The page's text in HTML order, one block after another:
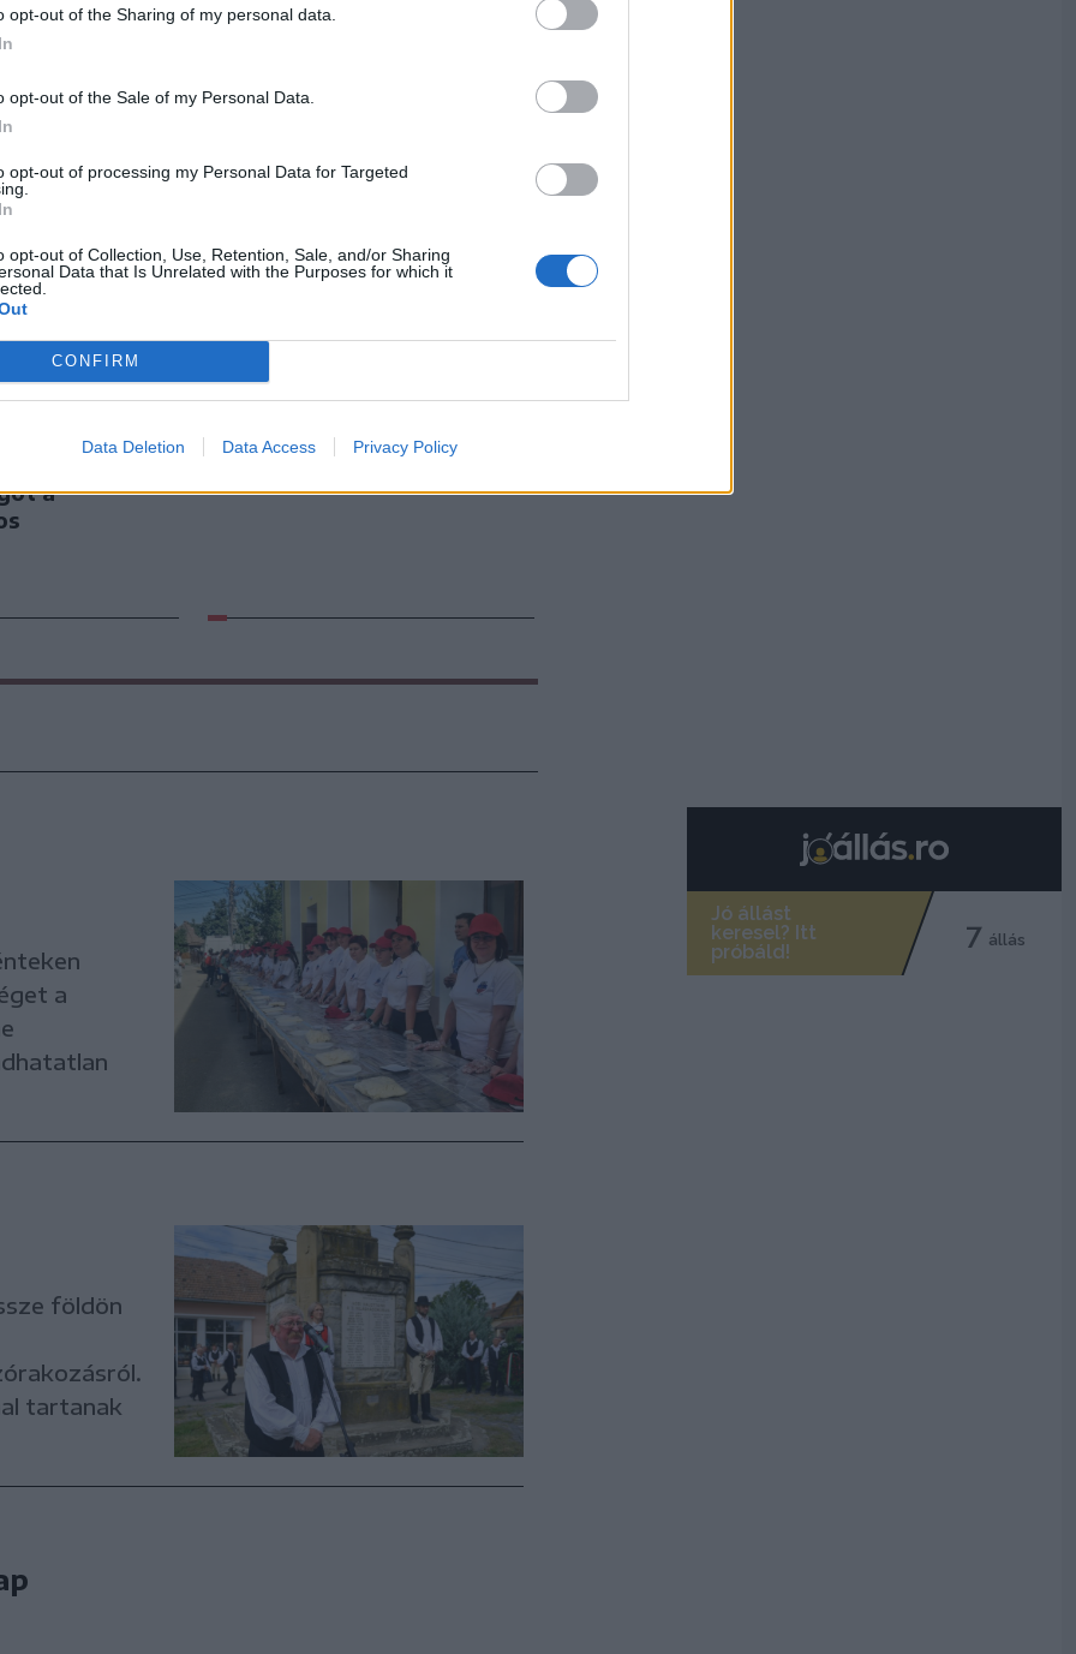
opt-out of the Sharing of my personal data.
opt-out of the Sale of my Personal Data.
opt-out of processing my Personal Data for Targeted
opt-out of Collection, Use, Retention, Sale, and/or Sharing
Data that Is Unrelated with the Purposes for which it
CONFIRM
Data Deletion Data Access Privacy Policy
ért a
–
sajtó, válogatott
a
Nőileg
Sándor Ella: Na, indíts,
s menjünk!
a
földön
tartanak